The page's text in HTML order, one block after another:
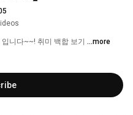
니다~~! 취미 백합 보기 ...more